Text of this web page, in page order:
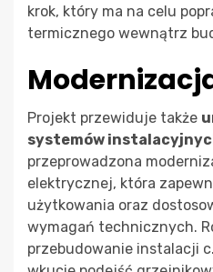
krok, który ma na celu
termicznego wewnątrz
Projekt przewiduje także
systemów
przeprowadzona
elektrycznej, która
użytkowania oraz
wymagań technicznych.
przebudowanie instalacji